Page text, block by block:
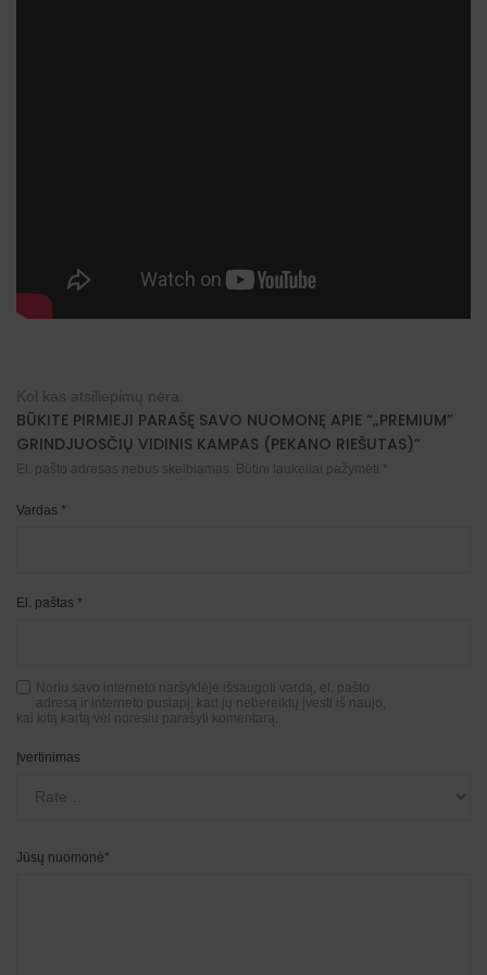
Kol kas atsiliepimų nėra.
BŪKITE PIRMIEJI PARAŠĘ SAVO NUOMONĘ APIE “„PREMIUM”
GRINDJUOSČIŲ VIDINIS KAMPAS (PEKANO RIEŠUTAS)”
El. pašto adresas nebus skelbiamas. Būtini laukeliai pažymėti
Vardas *
El. paštas *
Noriu savo interneto naršyklėje išsaugoti vardą, el. pašto
adresą ir interneto puslapį, kad jų nebereiktų įvesti iš naujo,
kai kitą kartą vėl norėsiu parašyti komentarą.
Įvertinimas
Jūsų nuomonė*